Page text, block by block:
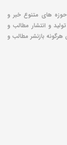
های متنوع خبر و
و انتشار مطالب و
بازنشر مطالب و